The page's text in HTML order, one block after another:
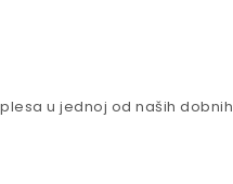
u jednoj od naših dobnih